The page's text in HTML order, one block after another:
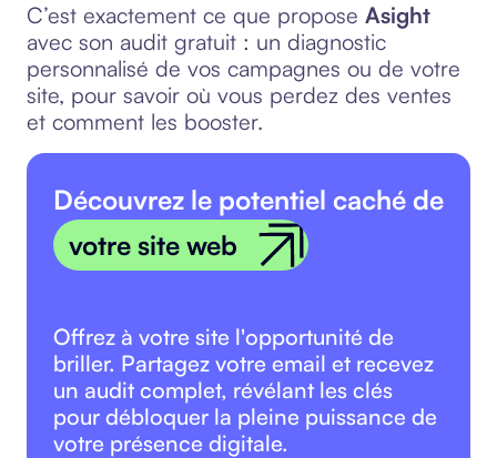
C’est exactement ce que propose Asight
avec son audit gratuit : un diagnostic
personnalisé de vos campagnes ou de votre
site, pour savoir où vous perdez des ventes
et comment les booster.
Découvrez le potentiel caché de
votre site web
Offrez à votre site l'opportunité de
briller. Partagez votre email et recevez
un audit complet, révélant les clés
pour débloquer la pleine puissance de
votre présence digitale.